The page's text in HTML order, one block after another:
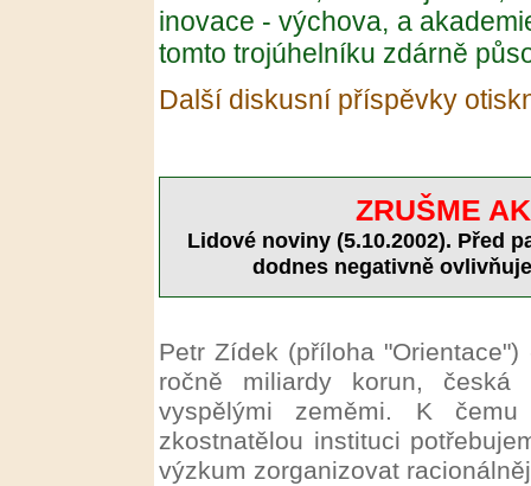
inovace - výchova, a
tomto trojúhelníku zdárně
Další diskusní příspěvky
ZRUŠME
Lidové noviny (5.10.2002). Před
dodnes negativně
Petr Zídek (příloha
ročně miliardy korun,
vyspělými zeměmi. K
zkostnatělou instituci
výzkum zorganizovat